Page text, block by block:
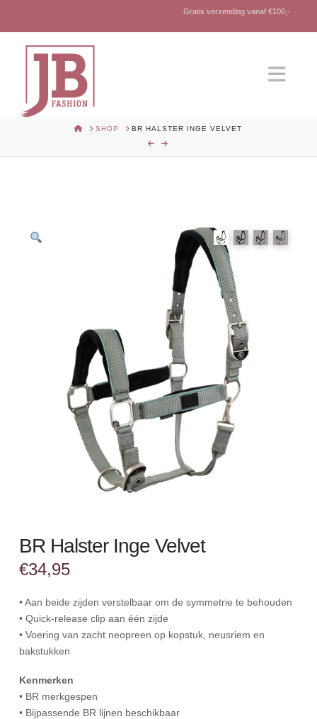
Gratis verzending vanaf €100,-
HOMESHOP BR HALSTER INGE VELVET
BR Halster Inge Velvet
€34,95
• Aan beide zijden verstelbaar om de symmetrie te behouden
• Quick-release clip aan één zijde
• Voering van zacht neopreen op kopstuk, neusriem en
bakstukken
Kenmerken
• BR merkgespen
• Bijpassende BR lijnen beschikbaar